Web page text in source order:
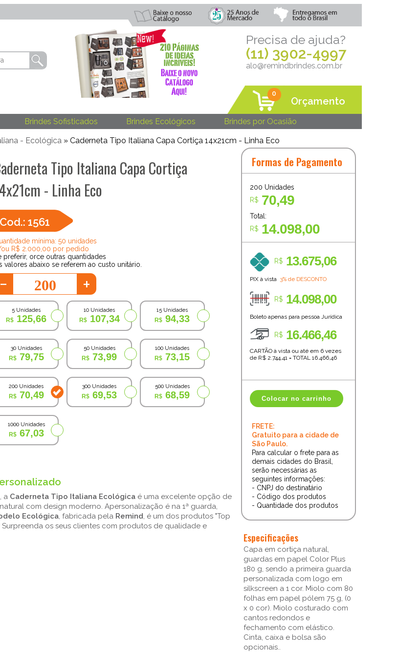
Precisa de ajuda?
(11) 3902-4997
alo@remindbrindes.com.br
0
Orçamento
Brindes Sofisticados Brindes Ecológicos Brindes por Ocasião
- Ecológica » Caderneta Tipo Italiana Capa Cortiça 14x21cm - Linha Eco
Tipo Italiana Capa Cortiça
- Linha Eco
Cod.: 1561
mínima: 50 unidades
R$ 2.000,00 por pedido
preferir, orce outras quantidades
valores abaixo se referem ao custo unitário.
- +
5 Unidades
125,66
10 Unidades
107,34
15 Unidades
94,33
30 Unidades
79,75
50 Unidades
73,99
100 Unidades
73,15
200 Unidades
70,49
300 Unidades
69,53
500 Unidades
68,59
1000 Unidades
67,03
, a Caderneta Tipo Italiana Ecológica é uma excelente opção de
com design moderno. Apersonalização é na 1ª guarda,
Ecológica, fabricada pela Remind, é um dos produtos "Top
Surpreenda os seus clientes com produtos de qualidade e
Formas de Pagamento
200 Unidades
R$ 70,49
Total:
R$ 14.098,00
R$ 13.675,06
PIX à vista 3% de DESCONTO
R$ 14.098,00
Boleto apenas para pessoa Jurídica
R$ 16.466,46
CARTÃO à vista ou até em 6 vezes
de R$ 2.744,41 =TOTAL16.466,46
Colocar no carrinho
FRETE:
Gratuito para a cidade de
São Paulo.
Para calcular o frete para as
demais cidades do Brasil,
serão necessárias as
seguintes informações:
- CNPJ do destinatário
- Código dos produtos
- Quantidade dos produtos
Especificações
Capa em cortiça natural,
guardas em papel Color Plus
180 g, sendo a primeira guarda
personalizada com logo em
silkscreen a 1 cor. Miolo com 80
folhas em papel pólem 75 g, (0
x 0 cor). Miolo costurado com
cantos redondos e
fechamento com elástico.
Cinta, caixa e bolsa são
opcionais..